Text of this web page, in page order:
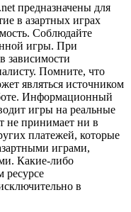
предназначены для
в азартных играх
Соблюдайте
игры. При
зависимости
Помните, что
являться источником
Информационный
игры на реальные
не принимает ни в
платежей, которые
играми,
Какие-либо
ресурсе
в